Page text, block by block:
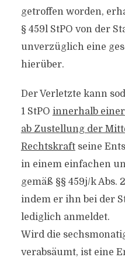
getroffen worden,
§ 459l StPO von der
unverzüglich eine
hierüber.
Der Verletzte kann
1 StPO innerhalb
ab Zustellung der
Rechtskraftseine
in einem einfachen
gemäß §§ 459j/k Abs.
indem er ihn bei der
lediglich anmeldet.
Wird die
verabsäumt, ist eine